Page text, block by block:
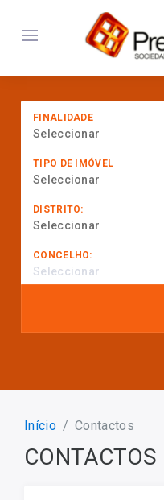
FINALIDADE
Seleccionar
TIPO DE IMÓVEL
Seleccionar
DISTRITO:
Seleccionar
CONCELHO:
Seleccionar
Início Contactos
CONTACTOS